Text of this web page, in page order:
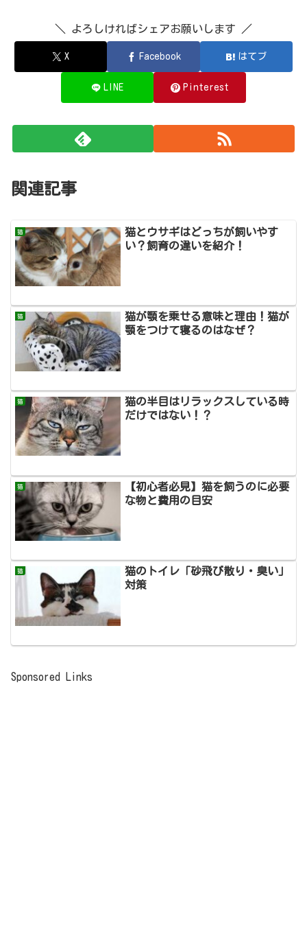
＼ よろしければシェアお願いします ／
X Facebook はてブ
LINE Pinterest
関連記事
猫
猫とウサギはどっちが飼いやす
い？飼育の違いを紹介！
猫
猫が顎を乗せる意味と理由！猫が
顎をつけて寝るのはなぜ？
猫
猫の半目はリラックスしている時
だけではない！？
猫
【初心者必見】猫を飼うのに必要
な物と費用の目安
猫
猫のトイレ「砂飛び散り・臭い」
対策
Sponsored Links